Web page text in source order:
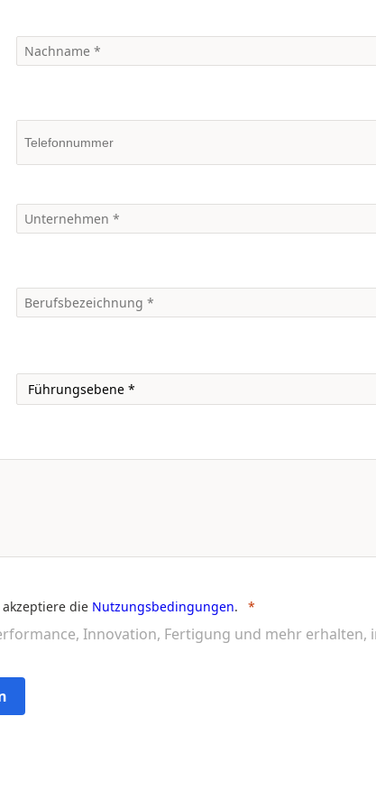
die Nutzungsbedingungen.
Innovation, Fertigung und mehr erhalten,